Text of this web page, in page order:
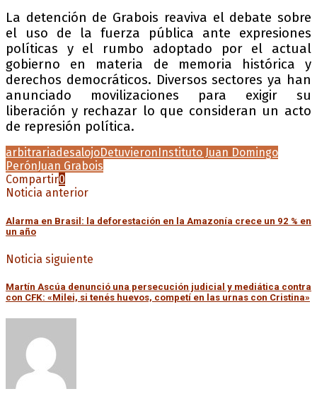
La detención de Grabois reaviva el debate sobre
el uso de la fuerza pública ante expresiones
políticas y el rumbo adoptado por el actual
gobierno en materia de memoria histórica y
derechos democráticos. Diversos sectores ya han
anunciado movilizaciones para exigir su
liberación y rechazar lo que consideran un acto
de represión política.
arbitrariadesalojoDetuvieron Instituto Juan Domingo
PerónJuan Grabois
Compartir0
Noticia anterior
Alarma en Brasil: la deforestación en la Amazonía crece un 92 % en
un año
Noticia siguiente
Martín Ascúa denunció una persecución judicial y mediática contra
con CFK: «Milei, si tenés huevos, competí en las urnas con Cristina»